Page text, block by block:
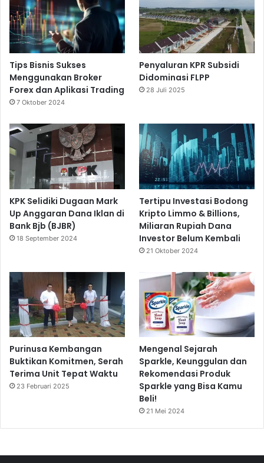
Tips Bisnis Sukses
Menggunakan Broker
Forex dan Aplikasi Trading
7 Oktober 2024
Penyaluran KPR Subsidi
Didominasi FLPP
28 Juli 2025
KPK Selidiki Dugaan Mark
Up Anggaran Dana Iklan di
Bank Bjb (BJBR)
18 September 2024
Tertipu Investasi Bodong
Kripto Limmo & Billions,
Miliaran Rupiah Dana
Investor Belum Kembali
21 Oktober 2024
Purinusa Kembangan
Buktikan Komitmen, Serah
Terima Unit Tepat Waktu
23 Februari 2025
Mengenal Sejarah
Sparkle, Keunggulan dan
Rekomendasi Produk
Sparkle yang Bisa Kamu
Beli!
21 Mei 2024